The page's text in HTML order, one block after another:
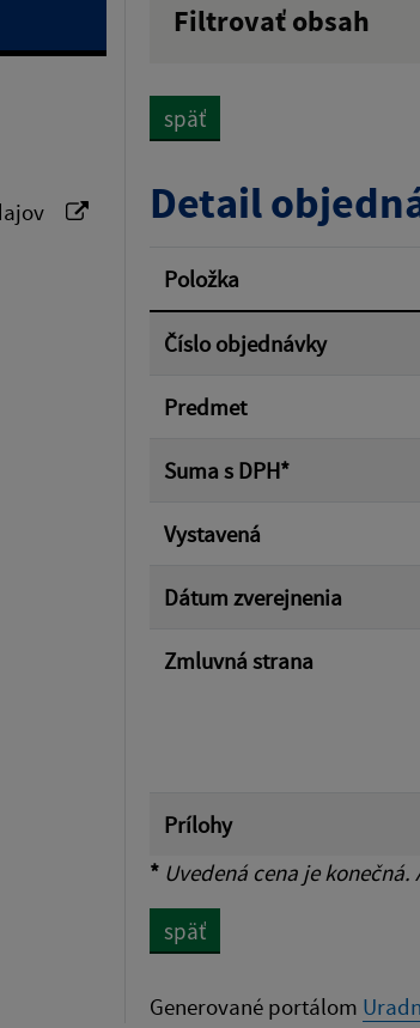
Filtrovať obsah
Suma od:
Filtrovať
späť
Detail
Položka
Číslo objednávky
Predmet
Suma s DPH*
Vystavená
Dátum zverejnenia
Zmluvná strana
Prílohy
* Uvedená cena je
späť
Generované portálom